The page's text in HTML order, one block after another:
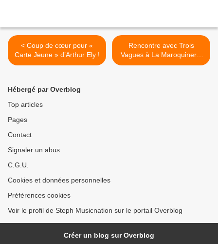
< Coup de cœur pour «
Carte Jeune » d’Arthur Ely !
Rencontre avec Trois
Vagues à La Maroquinerie
afin d’en apprendre plus sur
Hébergé par Overblog
Top articles
Pages
Contact
Signaler un abus
C.G.U.
Cookies et données personnelles
Préférences cookies
Voir le profil de Steph Musicnation sur le portail Overblog
Créer un blog sur Overblog